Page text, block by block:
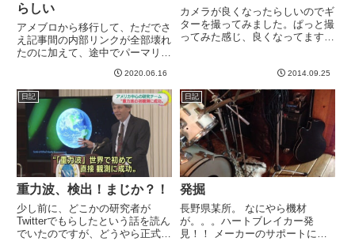
らしい
アメブロから移行して、ただでさ
え記事間の内部リンクが全部壊れ
たのに加えて、途中でパーマリン
の労力も全て無駄になると言う苦
行を味わっていました。もともと
は、SearchRegExで正規表現で
アメブロへのリンクを探...
2020.06.16
カメラが良くなったらしいのでギ
ターを撮ってみました。ぱっと撮
ってみた感じ、良くなってます。
てる感じがします。向かって左側
のトップ表面がぼこぼこ傷ついて
いますが、これまででもっとも
ボ...
2014.09.25
日記
重力波、検出！まじか？！
少し前に、どこかの研究者が
Twitterでもらしたという話を読ん
でいたのですが、どうやら正式発
日記
発掘
長野県某所。 なにやら機材
が。。。ハートブレイカー発
見！！ メーカーのサポートによ